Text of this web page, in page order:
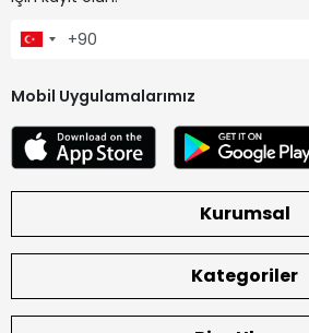
Mobil Uygulamalarımız
Kurumsal
Kategoriler